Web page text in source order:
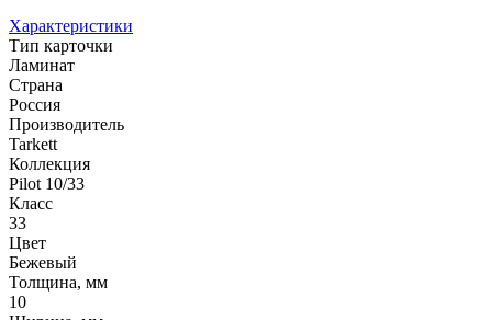
Характеристики
Тип карточки
Ламинат
Страна
Россия
Производитель
Tarkett
Коллекция
Pilot 10/33
Класс
33
Цвет
Бежевый
Толщина, мм
10